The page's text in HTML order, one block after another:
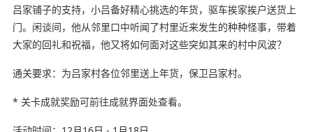
吕家铺子的支持，小吕备好精心挑选的年货，驱车挨家挨户送货上
门。闲谈间，他从邻里口中听闻了村里近来发生的种种怪事，带着
大家的回礼和祝福，他又将如何面对这些突如其来的村中风波？
通关要求：为吕家村各位邻里送上年货，保卫吕家村。
* 关卡成就奖励可前往成就界面处查看。